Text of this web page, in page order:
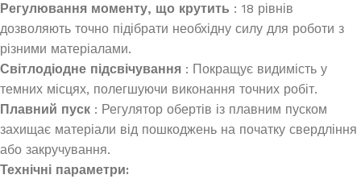
Регулювання моменту, що крутить : 18 рівнів
дозволяють точно підібрати необхідну силу для роботи з
різними матеріалами.
Світлодіодне підсвічування : Покращує видимість у
темних місцях, полегшуючи виконання точних робіт.
Плавний пуск : Регулятор обертів із плавним пуском
захищає матеріали від пошкоджень на початку свердління
або закручування.
Технічні параметри: